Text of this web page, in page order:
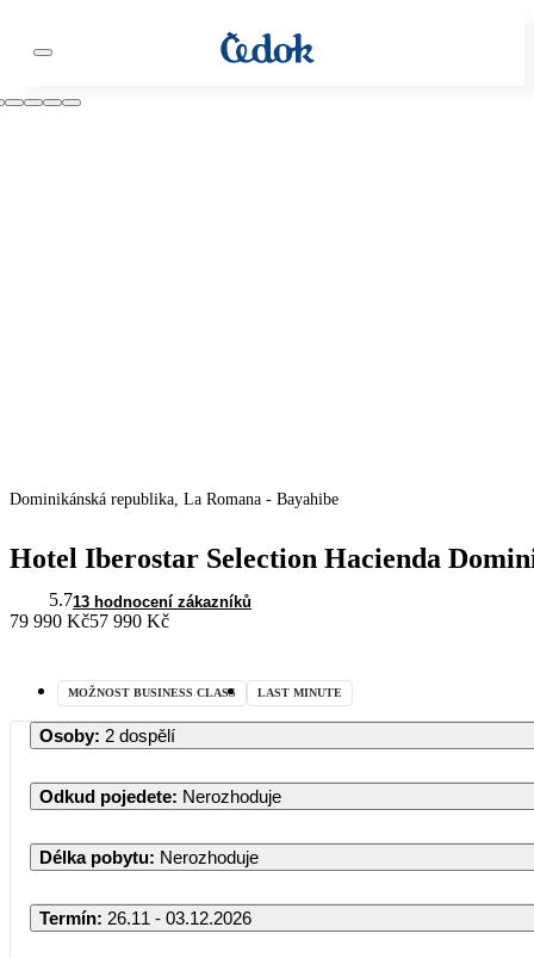
Dominikánská republika, La Romana - Bayahibe
Hotel Iberostar Selection Hacienda
5.713 hodnocení zákazníků
79 990 Kč57 990 Kč
MOŽNOST BUSINESS CLASS LAST MINUTE
Osoby: 2 dospělí
Odkud pojedete: Nerozhoduje
Délka pobytu: Nerozhoduje
Termín: 26.11 - 03.12.2026